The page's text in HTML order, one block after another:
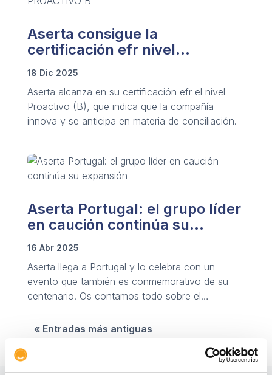
Aserta consigue la
certificación efr nivel
PROACTIVO B
18 Dic 2025
Aserta alcanza en su certificación efr el nivel
Proactivo (B), que indica que la compañía
innova y se anticipa en materia de conciliación.
Aserta Portugal: el grupo líder
en caución continúa su
expansión
16 Abr 2025
Aserta llega a Portugal y lo celebra con un
evento que también es conmemorativo de su
centenario. Os contamos todo sobre el
« Entradas más antiguas